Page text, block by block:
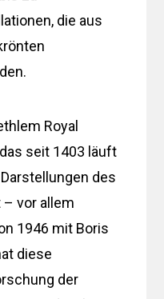
die aus
Royal
seit 1403 läuft
des
vor allem
1946 mit Boris
diese
der